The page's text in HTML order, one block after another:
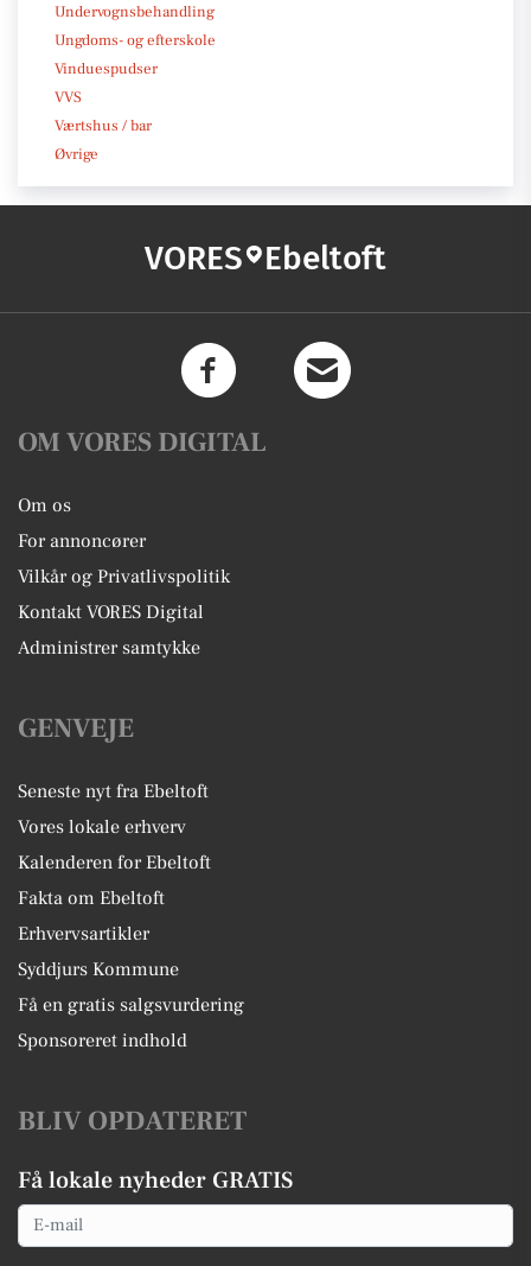
Undervognsbehandling
Ungdoms- og efterskole
Vinduespudser
VVS
Værtshus / bar
Øvrige
VORES Ebeltoft
OM VORES DIGITAL
Om os
For annoncører
Vilkår og Privatlivspolitik
Kontakt VORES Digital
Administrer samtykke
GENVEJE
Seneste nyt fra Ebeltoft
Vores lokale erhverv
Kalenderen for Ebeltoft
Fakta om Ebeltoft
Erhvervsartikler
Syddjurs Kommune
Få en gratis salgsvurdering
Sponsoreret indhold
BLIV OPDATERET
Få lokale nyheder GRATIS
Email